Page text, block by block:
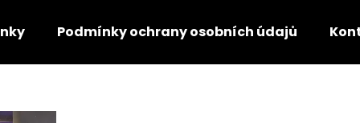
Podmínky ochrany osobních údajů